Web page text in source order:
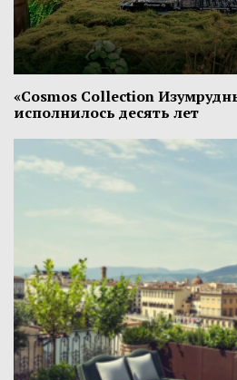
«Cosmos Collection
исполнилось десять лет